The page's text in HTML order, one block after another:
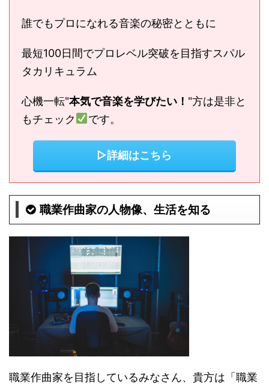
誰でもプロになれる音楽の秘密とともに
最短100日間でプロレベル突破を目指すスパル
タカリキュラム
心機一転"本気で音楽を学びたい！ "方は是非と
もチェック
です。
▷詳細はこちら
職業作曲家の人物像、生活を知る
職業作曲家を目指しているみなさん、貴方は「職業